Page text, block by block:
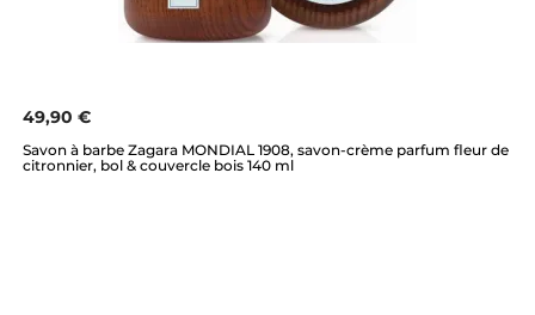
49,90 €
Savon à barbe Zagara MONDIAL 1908, savon-crème parfum fleur de
citronnier, bol & couvercle bois 140 ml